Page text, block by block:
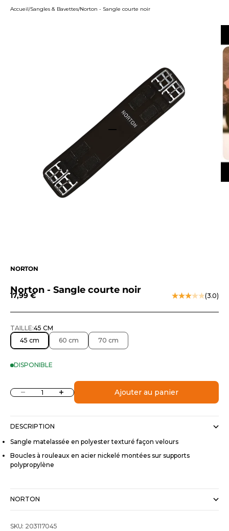
Accueil Sangles & Bavettes Norton - Sangle courte noir
Aller à l'élément 1
Aller à l'élément 2
NORTON
Norton - Sangle courte noir
Prix de vente
17,99 € (3.0)
TAILLE:45 CM
45 cm
60 cm 70 cm
DISPONIBLE
Diminuer la quantitéAugmenter la quantitéAjouter au panier
DESCRIPTION
Sangle matelassée en polyester texturé façon velours
Boucles à rouleaux en acier nickelé montées sur supports
polypropylène
NORTON
SKU: 203117045